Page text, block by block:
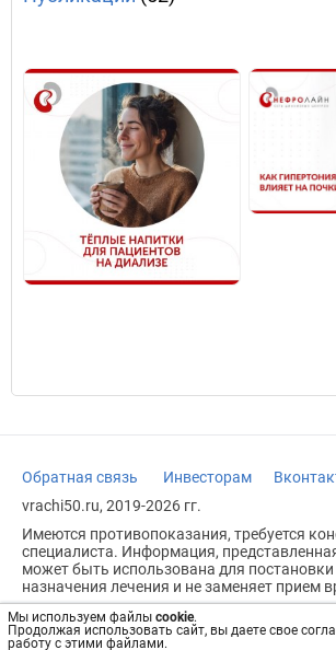
Мы используем файлы cookie.
Продолжая использовать сайт, вы даете свое
работу с этими файлами.
Обратная связь Инвесторам
vrachi50.ru, 2019-2026 гг.
Имеются противопоказания, требуется
специалиста. Информация,
может быть использована для постановки
назначения лечения и не заменяет прием
Возрастное ограничение: 18+